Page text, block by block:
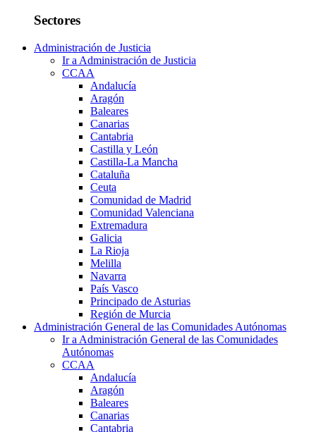
Sectores
Administración de Justicia
Ir a Administración de Justicia
CCAA
Andalucía
Aragón
Baleares
Canarias
Cantabria
Castilla y León
Castilla-La Mancha
Cataluña
Ceuta
Comunidad de Madrid
Comunidad Valenciana
Extremadura
Galicia
La Rioja
Melilla
Navarra
País Vasco
Principado de Asturias
Región de Murcia
Administración General de las Comunidades Autónomas
Ir a Administración General de las Comunidades
Autónomas
CCAA
Andalucía
Aragón
Baleares
Canarias
Cantabria